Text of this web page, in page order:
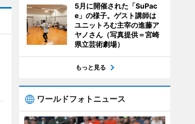
5月に開催された「SuPac
e」の様子。ゲスト講師は
ユニットろむ主宰の進藤ア
ヤノさん（写真提供＝宮崎
県立芸術劇場）
もっと見る
ワールドフォトニュース